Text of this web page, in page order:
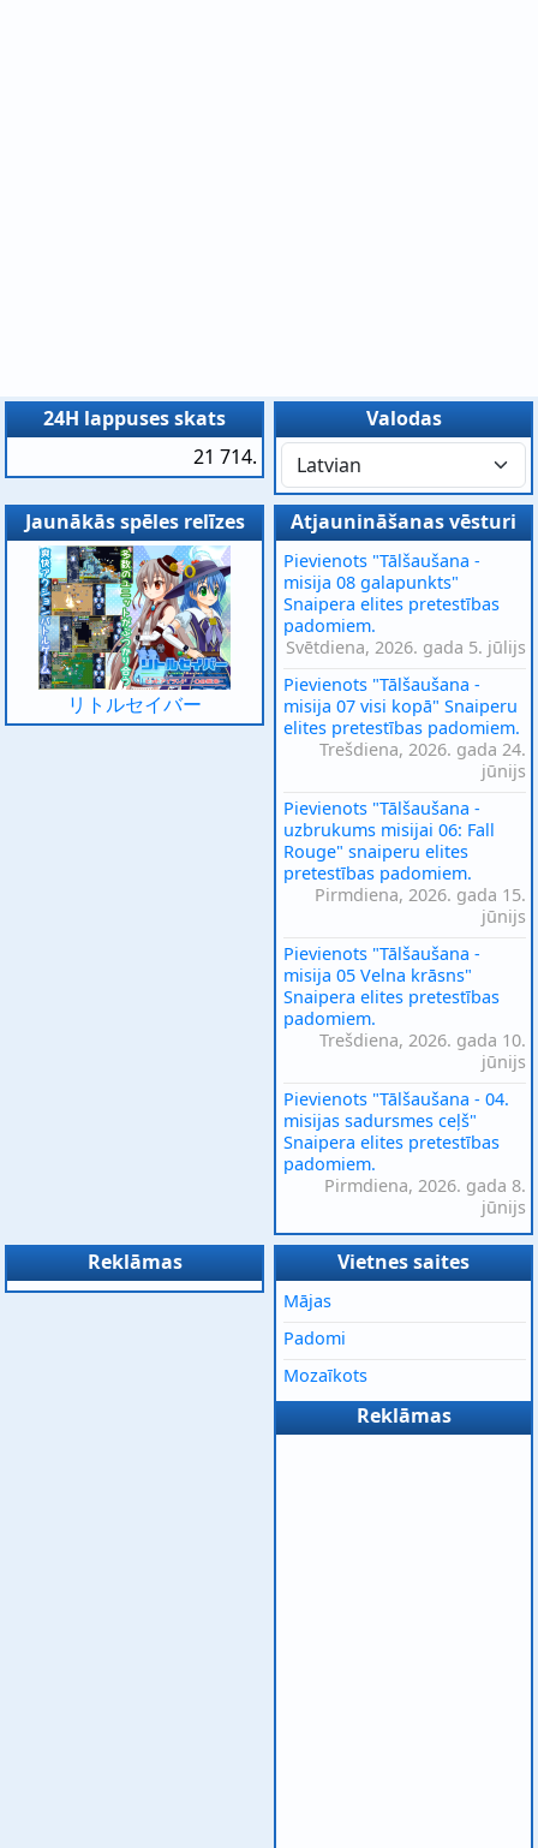
24H lappuses skats
21 714.
Valodas
Jaunākās spēles relīzes
リトルセイバー
Atjaunināšanas vēsturi
Pievienots "Tālšaušana -
misija 08 galapunkts"
Snaipera elites pretestības
padomiem.
Svētdiena, 2026. gada 5. jūlijs
Pievienots "Tālšaušana -
misija 07 visi kopā" Snaiperu
elites pretestības padomiem.
Trešdiena, 2026. gada 24.
jūnijs
Pievienots "Tālšaušana -
uzbrukums misijai 06: Fall
Rouge" snaiperu elites
pretestības padomiem.
Pirmdiena, 2026. gada 15.
jūnijs
Pievienots "Tālšaušana -
misija 05 Velna krāsns"
Snaipera elites pretestības
padomiem.
Trešdiena, 2026. gada 10.
jūnijs
Pievienots "Tālšaušana - 04.
misijas sadursmes ceļš"
Snaipera elites pretestības
padomiem.
Pirmdiena, 2026. gada 8.
jūnijs
Reklāmas Vietnes saites
Mājas
Padomi
Mozaīkots
Reklāmas